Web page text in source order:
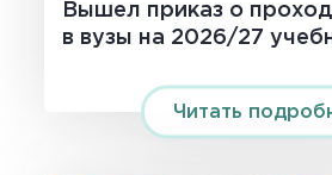
Вышел приказ о
в вузы на 2026/27
Читать